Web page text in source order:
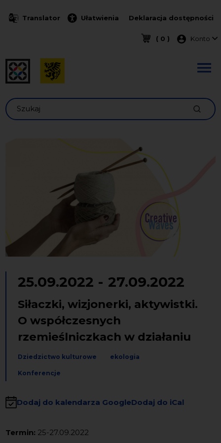
Translator Ułatwienia Deklaracja dostępności
( 0 ) Menu
Konto
Szukaj
25.09.2022 - 27.09.2022
Siłaczki, wizjonerki, aktywistki.
O współczesnych
rzemieślniczkach w działaniu
Dziedzictwo kulturowe ekologia
Konferencje
Dodaj do kalendarza GoogleDodaj do iCal
Termin: 25-27.09.2022